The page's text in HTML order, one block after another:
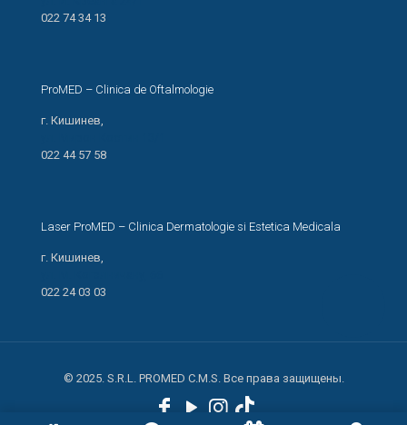
022 74 34 13
ProMED – Clinica de Oftalmologie
г. Кишинев,
022 44 57 58
Laser ProMED – Clinica Dermatologie si Estetica Medicala
г. Кишинев,
022 24 03 03
© 2025. S.R.L. PROMED C.M.S. Все права защищены.